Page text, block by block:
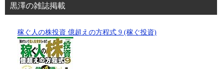
黒澤の雑誌掲載
稼ぐ人の株投資 億超えの方程式 9 (稼ぐ投資)